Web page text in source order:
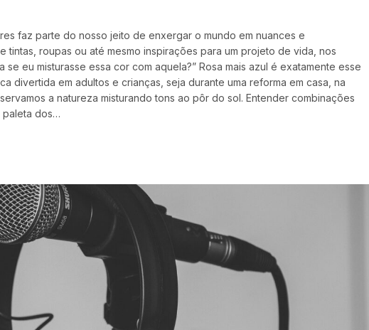
faz parte do nosso jeito de enxergar o mundo em nuances e
tintas, roupas ou até mesmo inspirações para um projeto de vida, nos
eu misturasse essa cor com aquela?” Rosa mais azul é exatamente esse
divertida em adultos e crianças, seja durante uma reforma em casa, na
a natureza misturando tons ao pôr do sol. Entender combinações
paleta dos…